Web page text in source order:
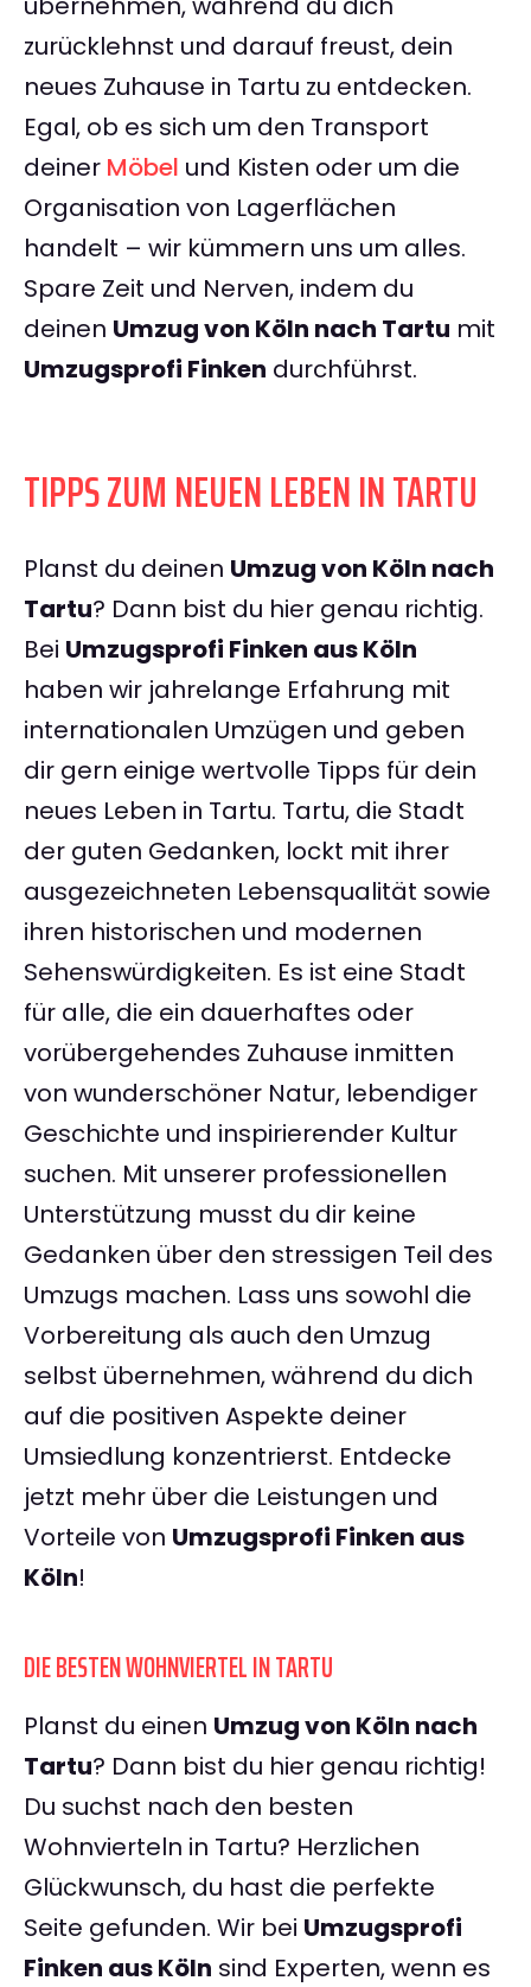
zurücklehnst und darauf freust, dein
neues Zuhause in Tartu zu entdecken.
Egal, ob es sich um den Transport
deiner Möbel und Kisten oder um die
Organisation von Lagerflächen
handelt – wir kümmern uns um alles.
Spare Zeit und Nerven, indem du
deinen Umzug von Köln nach Tartu mit
Umzugsprofi Finken durchführst.
TIPPS ZUM NEUEN LEBEN IN TARTU
Planst du deinen Umzug von Köln nach
Tartu? Dann bist du hier genau richtig.
Bei Umzugsprofi Finken aus Köln
haben wir jahrelange Erfahrung mit
internationalen Umzügen und geben
dir gern einige wertvolle Tipps für dein
neues Leben in Tartu. Tartu, die Stadt
der guten Gedanken, lockt mit ihrer
ausgezeichneten Lebensqualität sowie
ihren historischen und modernen
Sehenswürdigkeiten. Es ist eine Stadt
für alle, die ein dauerhaftes oder
vorübergehendes Zuhause inmitten
von wunderschöner Natur, lebendiger
Geschichte und inspirierender Kultur
suchen. Mit unserer professionellen
Unterstützung musst du dir keine
Gedanken über den stressigen Teil des
Umzugs machen. Lass uns sowohl die
Vorbereitung als auch den Umzug
selbst übernehmen, während du dich
auf die positiven Aspekte deiner
Umsiedlung konzentrierst. Entdecke
jetzt mehr über die Leistungen und
Vorteile von Umzugsprofi Finken aus
Köln!
DIE BESTEN WOHNVIERTEL IN TARTU
Planst du einen Umzug von Köln nach
Tartu? Dann bist du hier genau richtig!
Du suchst nach den besten
Wohnvierteln in Tartu? Herzlichen
Glückwunsch, du hast die perfekte
Seite gefunden. Wir bei Umzugsprofi
Finken aus Köln sind Experten, wenn es